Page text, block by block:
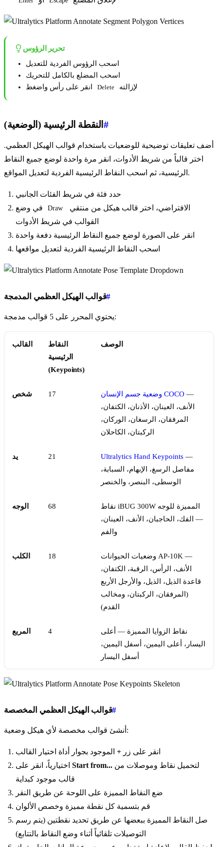
تحرير الرؤوس
اسحب الرؤوس الفردية للتعديل
اسحب المضلع بالكامل للتحريك
Delete لإزالته
النقطة الرئيسية (الوضعية) #
أضف تعليقات توضيحية للوضعيات باستخدام قوالب الهيكل العظمي.
اختر قالباً من شريط الأدوات، انقر مرة واحدة لوضع جميع النقاط
الرئيسية، ثم اسحب النقاط الرئيسية الفردية لتعديل المواقع.
حدد فئة في شريط الفئات الجانبي
Draw
القوالب في شريط الأدوات
انقر على الصورة لوضع جميع النقاط الرئيسية دفعة واحدة
اسحب النقاط الرئيسية الفردية لتعديل مواقعها
قوالب الهيكل العظمي المدمجة#
يحتوي المحرر على 5 قوالب مدمجة:
القالب
النقاط
الرئيسية
(Keypoints)
الوصف
شخص 17 وضعية جسم الإنسان COCO —
الأنف، العينان، الأذنان، الكتفان،
المرفقان، الرسغان، الوركان،
الركبتان، الكاحلان
يد 21 Ultralytics Hand Keypoints —
مفاصل الرسغ، الإبهام، السبابة،
الوسطى، البنصر، والخنصر
الوجه 68
نقاط iBUG 300W المميزة للوجه
— الفك، الحاجبان، الأنف، العينان،
والفم
الكلب 18
وضعيات الحيوانات AP-10K —
الأنف، الرأس، الرقبة، الكتفان،
قاعدة الذيل، الذيل، والأرجل الأربع
(المرفقان، الركبتان، ومخالب
القدم)
المربع 4
نقاط الزوايا المميزة — أعلى
اليسار، أعلى اليمين، أسفل اليمين،
أسفل اليسار
قوالب الهيكل العظمي المخصصة#
أنشئ قوالب مخصصة لأي هيكل وضعية:
انقر على زر + الموجود بجوار أداة اختيار القالب
Start from...
قالب موجود كبداية
ضع النقاط المميزة على اللوحة عن طريق النقر
قم بتسمية كل نقطة مميزة وخصص الألوان
صل النقاط المميزة ببعضها عن طريق تحديد نقطتين (يتم رسم
التوصيلات تلقائياً أثناء وضع النقاط بالتتابع)